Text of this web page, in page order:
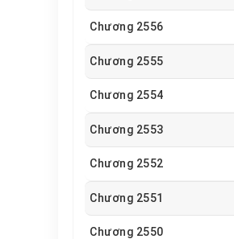
Chương 2556
Chương 2555
Chương 2554
Chương 2553
Chương 2552
Chương 2551
Chương 2550